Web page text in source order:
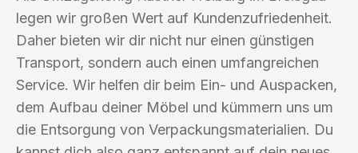
legen wir großen Wert auf Kundenzufriedenheit.
Daher bieten wir dir nicht nur einen günstigen
Transport, sondern auch einen umfangreichen
Service. Wir helfen dir beim Ein- und Auspacken,
dem Aufbau deiner Möbel und kümmern uns um
die Entsorgung von Verpackungsmaterialien. Du